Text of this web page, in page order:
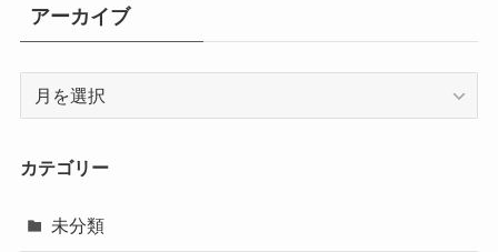
アーカイブ
イ
カテゴリー
未分類